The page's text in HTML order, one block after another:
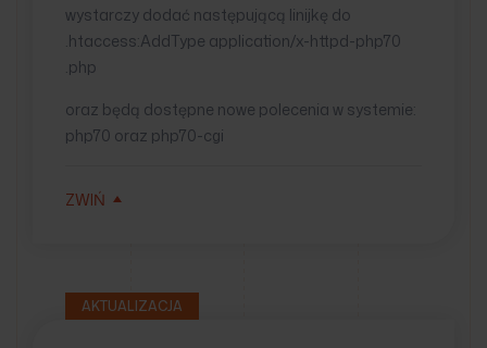
wystarczy dodać następującą linijkę do
.htaccess:AddType application/x-httpd-php70
.php
oraz będą dostępne nowe polecenia w systemie:
php70 oraz php70-cgi
ZWIŃ
AKTUALIZACJA